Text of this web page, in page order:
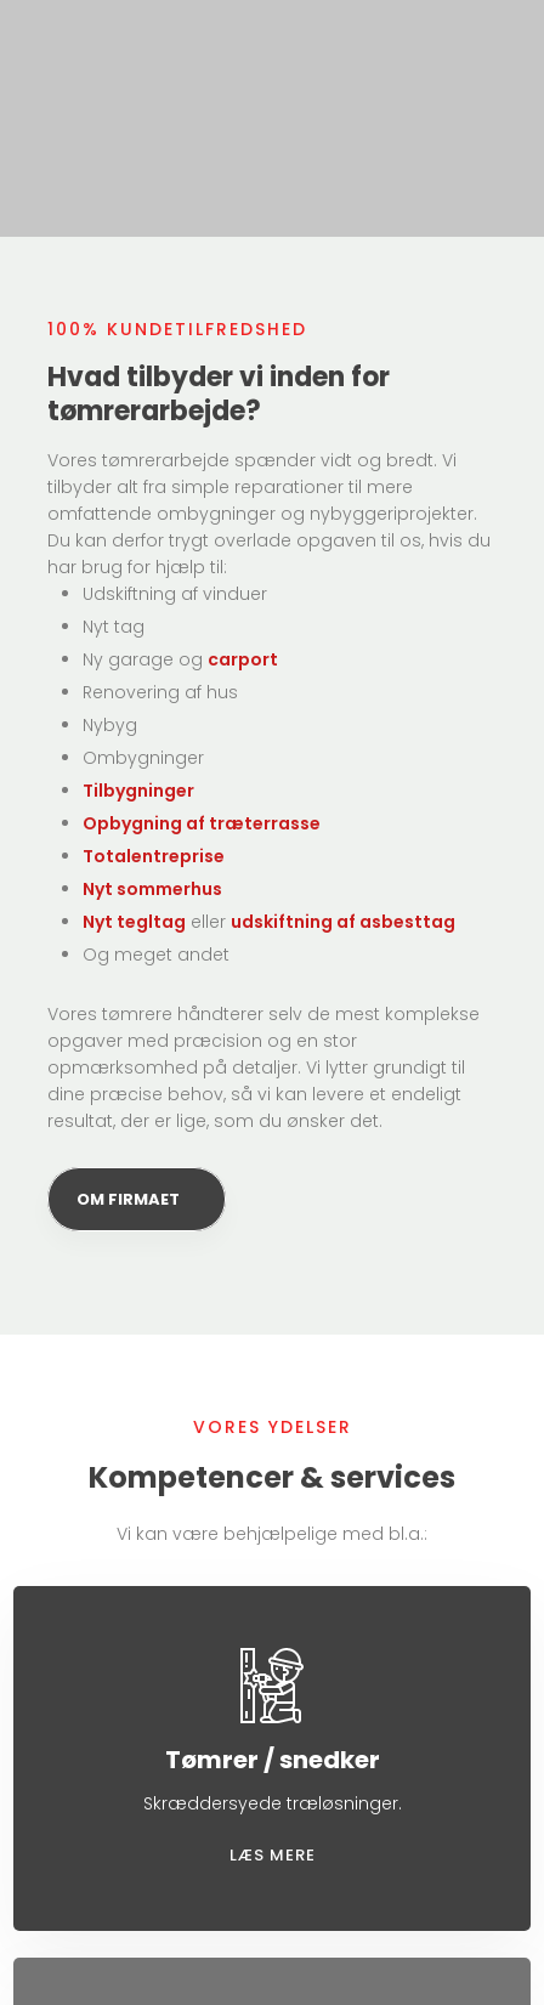
100% KUNDETILFREDSHED
Hvad tilbyder vi inden for
tømrerarbejde?
​Vores tømrerarbejde spænder vidt og bredt. Vi
tilbyder alt fra simple reparationer til mere
omfattende ombygninger og nybyggeriprojekter.
Du kan derfor trygt overlade opgaven til os, hvis du
har brug for hjælp til:
Udskiftning af vinduer
Nyt tag
Ny garage og carport
Renovering af hus
Nybyg
Ombygninger
Tilbygninger
Opbygning af træterrasse
Totalentreprise
Nyt sommerhus
Nyt tegltag eller udskiftning af asbesttag
Og meget andet
Vores tømrere håndterer selv de mest komplekse
opgaver med præcision og en stor
opmærksomhed på detaljer. Vi lytter grundigt til
dine præcise behov, så vi kan levere et endeligt
resultat, der er lige, som du ønsker det.
OM FIRMAET
VORES YDELSER
Kompetencer & services
Vi kan være behjælpelige med bl.a.:
Tømrer / snedker
Skræddersyede træløsninger.
LÆS MERE​